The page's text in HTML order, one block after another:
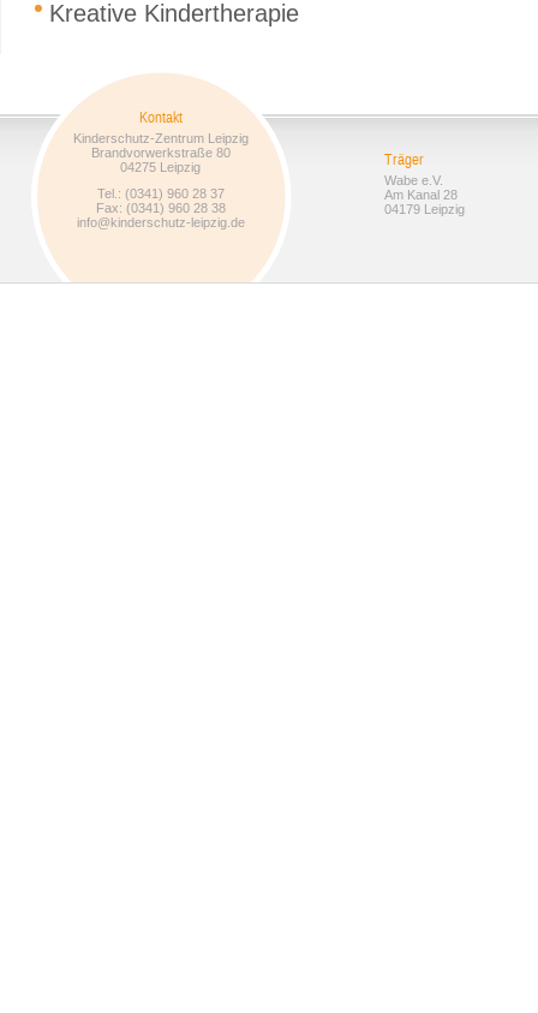
Kreative Kindertherapie
Kontakt
Kinderschutz-Zentrum Leipzig
Brandvorwerkstraße 80
04275 Leipzig
Tel.: (0341) 960 28 37
Fax: (0341) 960 28 38
info@kinderschutz-leipzig.de
Träger
Wabe e.V.
Am Kanal 28
04179 Leipzig